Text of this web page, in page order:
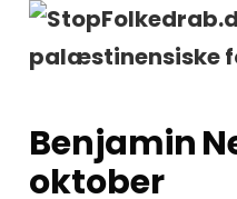
Benjamin
oktober